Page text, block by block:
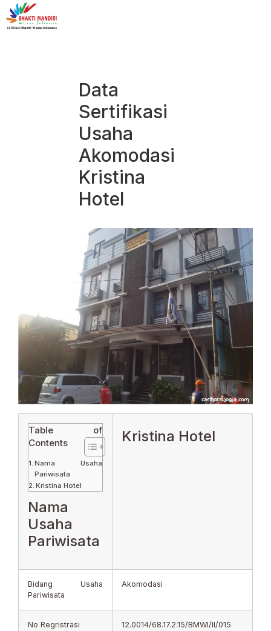
Data
Sertifikasi
Usaha
Akomodasi
Kristina
Hotel
Table of
Contents
Nama Usaha
Pariwisata
Kristina Hotel
Nama
Usaha
Pariwisata
Kristina Hotel
Bidang Usaha
Pariwisata
Akomodasi
No Regristrasi 12.0014/68.17.2.15/BMWI/II/015